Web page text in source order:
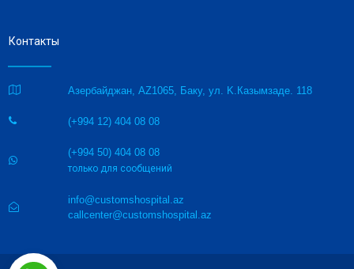
Контакты
 Азербайджан, AZ1065, Баку, ул. K.Казымзаде. 118
 (+994 12) 404 08 08

(+994 50) 404 08 08
только для сообщений

info@customshospital.az
callcenter@customshospital.az